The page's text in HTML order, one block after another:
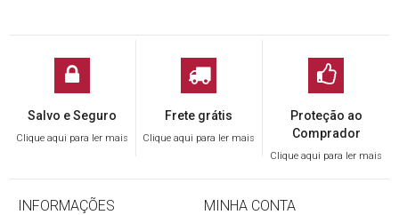
Salvo e Seguro
Clique aqui para ler mais
Frete grátis
Clique aqui para ler mais
Proteção ao
Comprador
Clique aqui para ler mais
INFORMAÇÕES MINHA CONTA